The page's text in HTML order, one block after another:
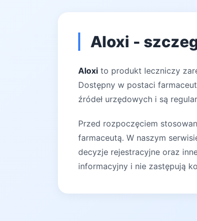
Aloxi -
Aloxi to produkt leczniczy
Dostępny w postaci
źródeł urzędowych i są
Przed rozpoczęciem
farmaceutą. W naszym
decyzje rejestracyjne oraz
informacyjny i nie zastępują